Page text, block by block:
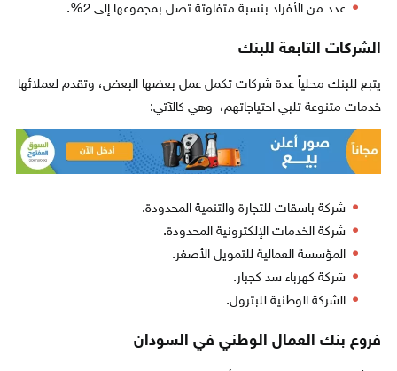
عدد من الأفراد بنسبة متفاوتة تصل بمجموعها إلى 2%.
الشركات التابعة للبنك
يتبع للبنك محلياً عدة شركات تكمل عمل بعضها البعض، وتقدم لعملائها
خدمات متنوعة تلبي احتياجاتهم، وهي كالآتي:
شركة باسقات للتجارة والتنمية المحدودة.
شركة الخدمات الإلكترونية المحدودة.
المؤسسة العمالية للتمويل الأصغر.
شركة كهرباء سد كجبار.
الشركة الوطنية للبترول.
فروع بنك العمال الوطني في السودان